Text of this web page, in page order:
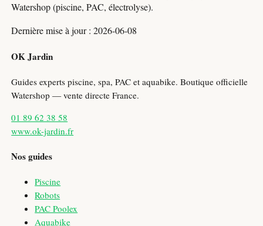
Watershop (piscine, PAC, électrolyse).
Dernière mise à jour : 2026-06-08
OK Jardin
Guides experts piscine, spa, PAC et aquabike. Boutique officielle
Watershop — vente directe France.
01 89 62 38 58
www.ok-jardin.fr
Nos guides
Piscine
Robots
PAC Poolex
Aquabike